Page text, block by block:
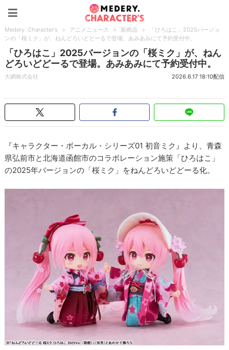
Medery. Character's > アニメニュース > 新商品 >
「ひろはこ」2025バージョ
ンの「桜ミク」が、ねんどろいどどーるで登場。あみあみにて予約受付中。
「ひろはこ」2025バージョンの「桜ミク」が、ねん
どろいどどーるで登場。あみあみにて予約受付中。
大網株式会社 2026.6.17 18:10配信
『キャラクター・ボーカル・シリーズ01 初音ミク』より、青森
県弘前市と北海道函館市のコラボレーション施策「ひろはこ」
の2025年バージョンの「桜ミク」をねんどろいどどーる化。